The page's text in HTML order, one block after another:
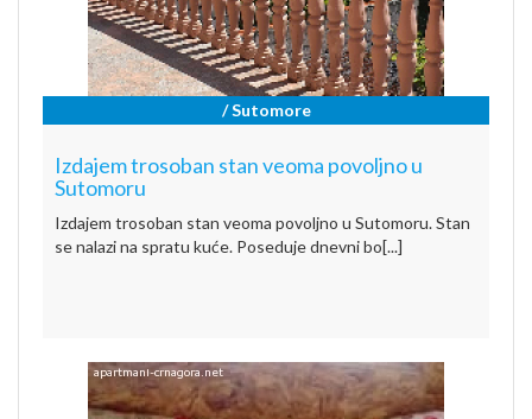
/ Sutomore
Izdajem trosoban stan veoma povoljno u
Sutomoru
Izdajem trosoban stan veoma povoljno u Sutomoru. Stan
se nalazi na spratu kuće. Poseduje dnevni bo[...]